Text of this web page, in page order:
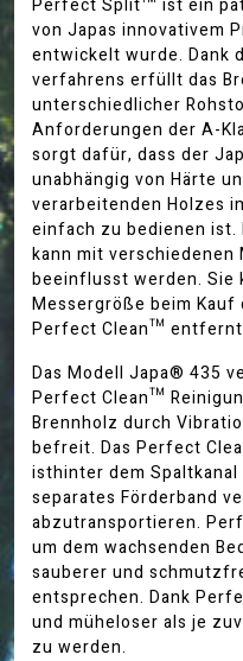
von Japas innovativem
entwickelt wurde. Dank
verfahrens erfüllt das
unterschiedlicher
Anforderungen der A-
sorgt dafür, dass der
unabhängig von Härte
verarbeitenden Holzes
einfach zu bedienen ist.
kann mit verschiedenen
beeinflusst werden. Sie
Messergröße beim Kauf
Perfect Clean™
Das Modell Japa® 435
Perfect Clean™
Brennholz durch
befreit. Das Perfect
isthinter dem
separates Förderband
abzutransportieren.
um dem wachsenden
sauberer und
entsprechen. Dank
und müheloser als je
zu werden.